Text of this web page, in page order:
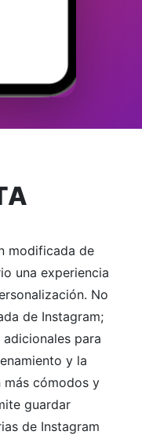
modificada de
una experiencia
No
de Instagram;
para
y la
más cómodos y
guardar
de Instagram